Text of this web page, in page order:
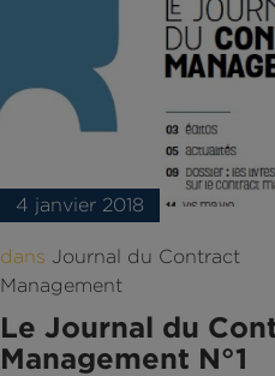
4 janvier 2018
dans Journal du Contract
Management
Le Journal du
Management N°1